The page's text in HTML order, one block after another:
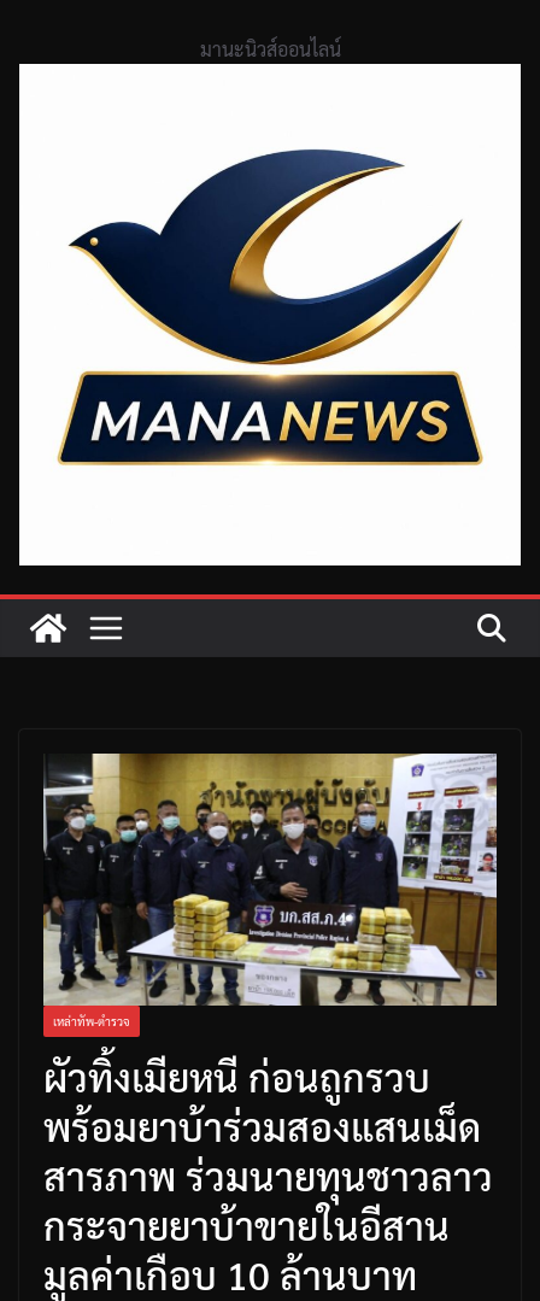
มานะนิวส์ออนไลน์
เหล่าทัพ-ตำรวจ
ผัวทิ้งเมียหนี ก่อนถูกรวบ
พร้อมยาบ้าร่วมสองแสนเม็ด
สารภาพ ร่วมนายทุนชาวลาว
กระจายยาบ้าขายในอีสาน
มูลค่าเกือบ 10 ล้านบาท